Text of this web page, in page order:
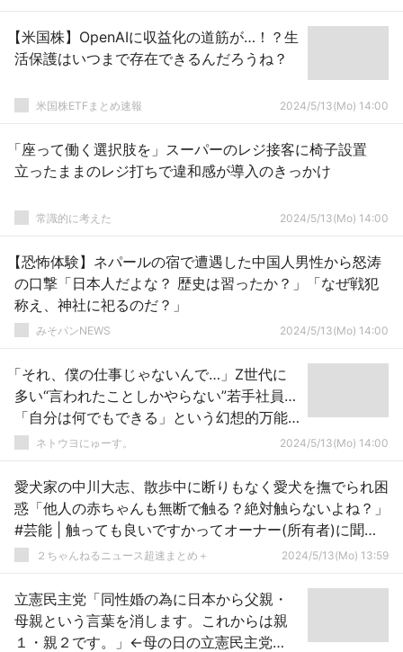
【米国株】OpenAIに収益化の道筋が…！？生
活保護はいつまで存在できるんだろうね？
米国株ETFまとめ速報 2024/5/13(Mo) 14:00
「座って働く選択肢を」スーパーのレジ接客に椅子設置
立ったままのレジ打ちで違和感が導入のきっかけ
常識的に考えた 2024/5/13(Mo) 14:00
【恐怖体験】ネパールの宿で遭遇した中国人男性から怒涛
の口撃「日本人だよな？ 歴史は習ったか？」「なぜ戦犯
称え、神社に祀るのだ？」
みそパンNEWS 2024/5/13(Mo) 14:00
「それ、僕の仕事じゃないんで…」Z世代に
多い“言われたことしかやらない”若手社員…
「自分は何でもできる」という幻想的万能
感 ネトウヨにゅーす。 2024/5/13(Mo) 14:00
愛犬家の中川大志、散歩中に断りもなく愛犬を撫でられ困
惑「他人の赤ちゃんも無断で触る？絶対触らないよね？」
#芸能 | 触っても良いですかってオーナー(所有者)に聞く
べき２ちゃんねるニュース超速まとめ＋ 2024/5/13(Mo) 13:59
立憲民主党「同性婚の為に日本から父親・
母親という言葉を消します。これからは親
１・親２です。」←母の日の立憲民主党